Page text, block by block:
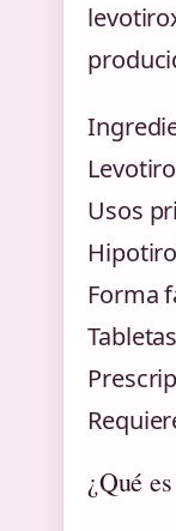
Usos
Forma
¿Qué